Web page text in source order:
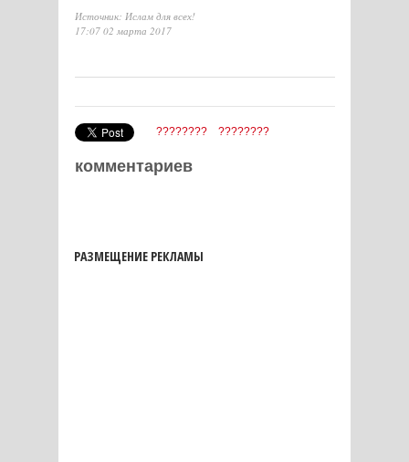
Источник: Ислам для всех!
17:07 02 марта 2017
???????? ????????
комментариев
РАЗМЕЩЕНИЕ РЕКЛАМЫ